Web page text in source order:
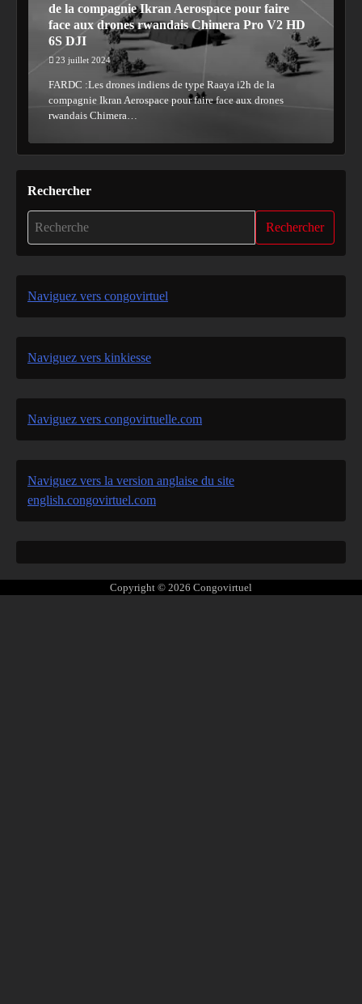
de la compagnie Ikran Aerospace pour faire
face aux drones rwandais Chimera Pro V2 HD
6S DJI
23 juillet 2024
FARDC :Les drones indiens de type Raaya i2h de la
compagnie Ikran Aerospace pour faire face aux drones
rwandais Chimera…
Rechercher
Rechercher
Naviguez vers congovirtuel
Naviguez vers kinkiesse
Naviguez vers congovirtuelle.com
Naviguez vers la version anglaise du site
english.congovirtuel.com
Copyright © 2026 Congovirtuel